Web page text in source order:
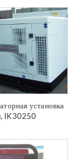
установка
IK30250